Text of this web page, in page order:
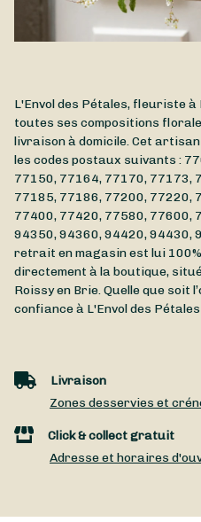
L'Envol des Pétales, fleuriste à
toutes ses compositions
livraison à domicile. Cet
les codes postaux suivants :
77150, 77164, 77170, 77173,
77185, 77186, 77200, 77220,
77400, 77420, 77580, 77600,
94350, 94360, 94420, 94430,
retrait en magasin est lui
directement à la boutique,
Roissy en Brie. Quelle que soit
confiance à L'Envol des
Livraison
Zones desservies et
Click & collect gratuit
Adresse et horaires